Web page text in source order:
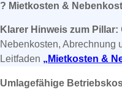
? Mietkosten &
Klarer Hinweis zum Pillar:
Nebenkosten, Abrechnung
Leitfaden „Mietkosten &
Umlagefähige